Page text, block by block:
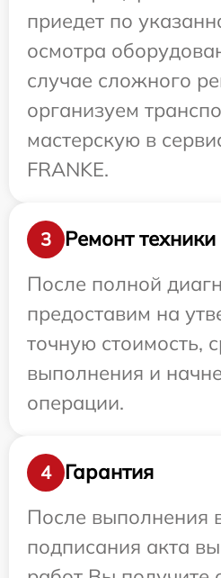
приедет по
осмотра
случае сложного
организуем
мастерскую в
FRANKE.
3
Ремонт техники
После полной
предоставим на
точную стоимость,
выполнения и
операции.
4
Гарантия
После выполнения
подписания акта